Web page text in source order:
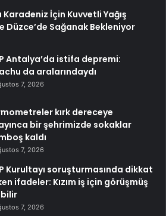
İçin Kuvvetli Yağış
Düzce’de Sağanak Bekleniyor
Antalya’da istifa depremi:
da aralarındaydı
7, 2026
kırk dereceye
bir şehrimizde sokaklar
kaldı
7, 2026
Kurultayı soruşturmasında dikkat
ifadeler: Kızım iş için görüşmüş
7, 2026